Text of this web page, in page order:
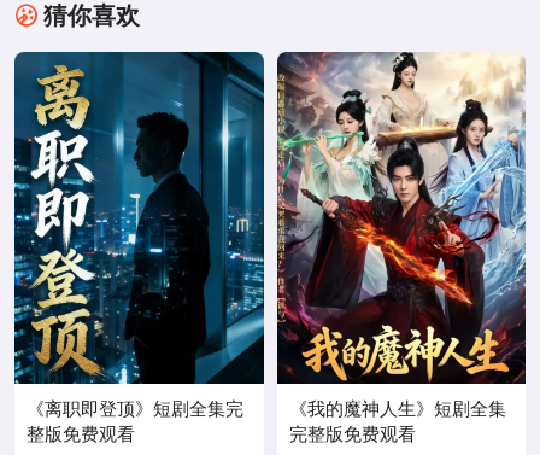
猜你喜欢
《离职即登顶》短剧全集完
整版免费观看
《我的魔神人生》短剧全集
完整版免费观看